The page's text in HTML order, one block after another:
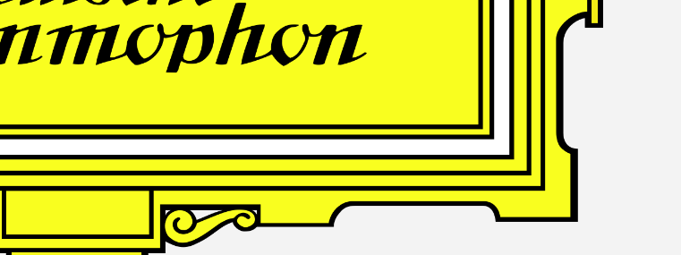
SCHUBERT
Schwanengesang
Andrè Schuen, Baritone
Daniel Heide, Piano